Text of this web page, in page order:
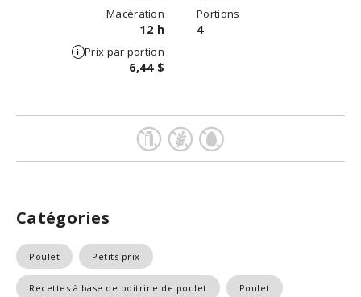
Macération
12 h
Portions
4
Prix par portion
6,44 $
Catégories
Poulet Petits prix
Recettes à base de poitrine de poulet Poulet